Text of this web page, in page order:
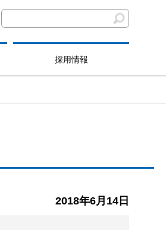
採用情報
2018年6月14日